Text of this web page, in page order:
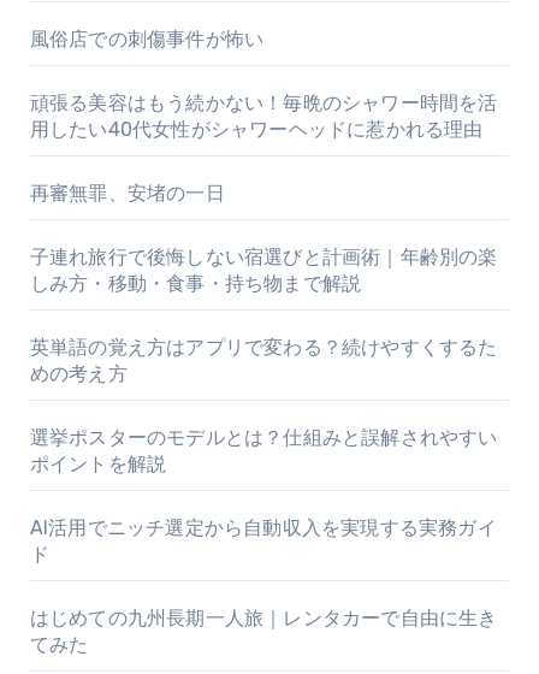
風俗店での刺傷事件が怖い
頑張る美容はもう続かない！毎晩のシャワー時間を活
用したい40代女性がシャワーヘッドに惹かれる理由
再審無罪、安堵の一日
子連れ旅行で後悔しない宿選びと計画術｜年齢別の楽
しみ方・移動・食事・持ち物まで解説
英単語の覚え方はアプリで変わる？続けやすくするた
めの考え方
選挙ポスターのモデルとは？仕組みと誤解されやすい
ポイントを解説
AI活用でニッチ選定から自動収入を実現する実務ガイ
ド
はじめての九州長期一人旅｜レンタカーで自由に生き
てみた